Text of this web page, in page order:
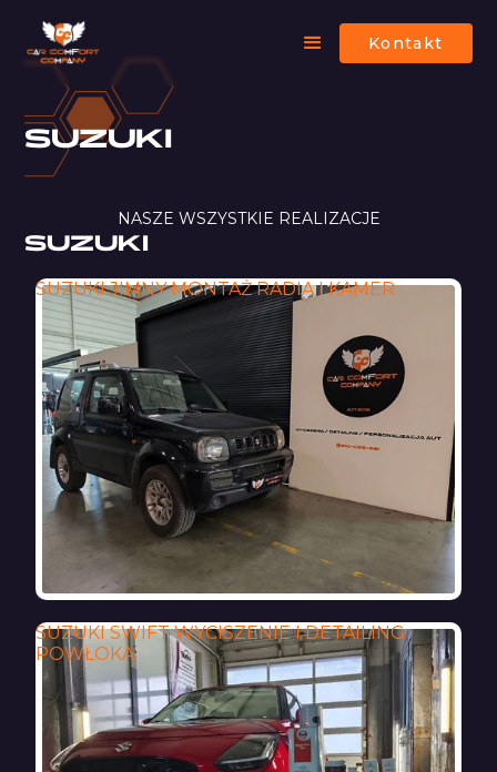
Kontakt
SUZUKI
NASZE WSZYSTKIE REALIZACJE
SUZUKI
SUZUKI JIMNY MONTAŻ RADIA I KAMER
SUZUKI SWIFT WYCISZENIE I DETAILING
POWŁOKA